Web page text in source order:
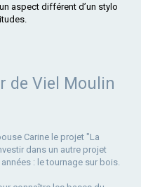
aspect différent d’un stylo
de Viel Moulin
Carine le projet "La
dans un autre projet
: le tournage sur bois.